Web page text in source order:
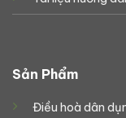
Sản Phẩm
Điều hoà dân